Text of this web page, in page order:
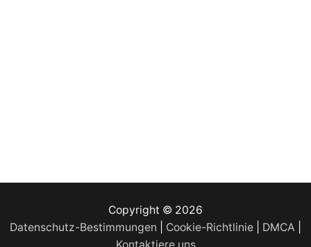
Copyright © 2026
Datenschutz-Bestimmungen
Cookie-Richtlinie DMCA